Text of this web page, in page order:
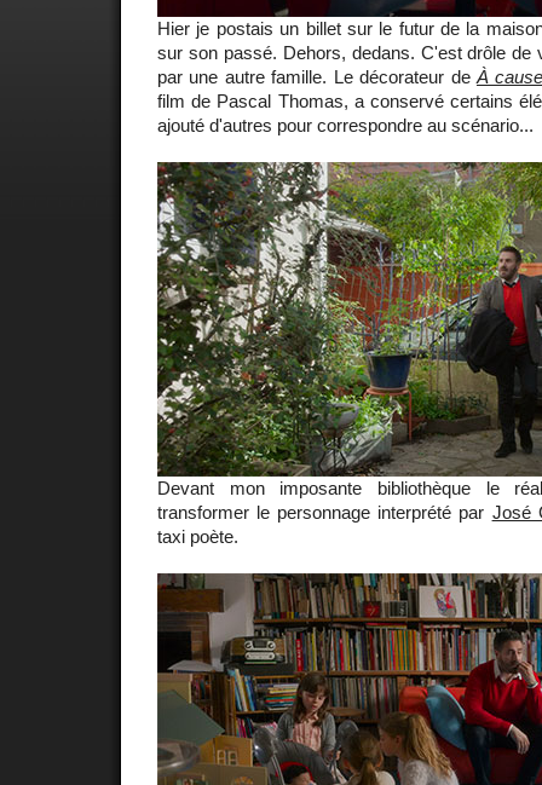
Hier je postais un billet sur le futur de la
sur son passé. Dehors, dedans. C'est drôle de
par une autre famille. Le décorateur de À
film de Pascal Thomas, a conservé certains
ajouté d'autres pour correspondre au scénario...
Devant mon imposante bibliothèque le
transformer le personnage interprété par José
taxi poète.